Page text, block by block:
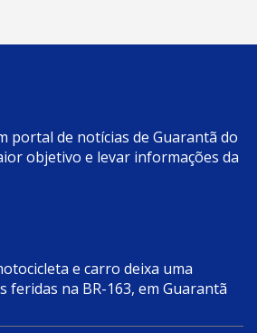
portal de notícias de Guarantã do
objetivo e levar informações da
e carro deixa uma
feridas na BR-163, em Guarantã